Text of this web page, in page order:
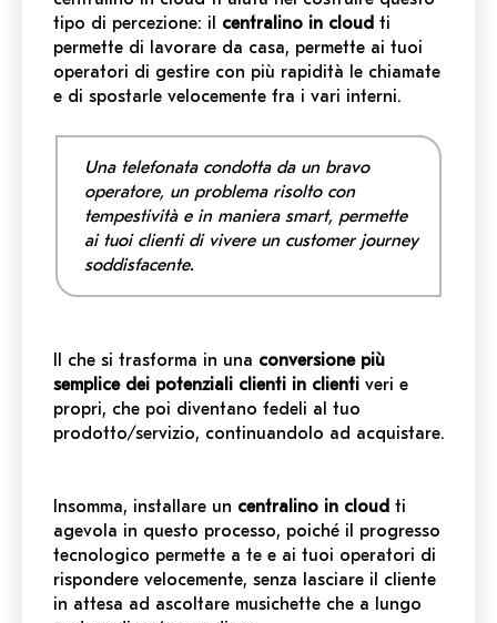
tipo di percezione: il centralino in cloud ti
permette di lavorare da casa, permette ai tuoi
operatori di gestire con più rapidità le chiamate
e di spostarle velocemente fra i vari interni.
Una telefonata condotta da un bravo
operatore, un problema risolto con
tempestività e in maniera smart, permette
ai tuoi clienti di vivere un customer journey
soddisfacente.
Il che si trasforma in una conversione più
semplice dei potenziali clienti in clienti veri e
propri, che poi diventano fedeli al tuo
prodotto/servizio, continuandolo ad acquistare.
Insomma, installare un centralino in cloud ti
agevola in questo processo, poiché il progresso
tecnologico permette a te e ai tuoi operatori di
rispondere velocemente, senza lasciare il cliente
in attesa ad ascoltare musichette che a lungo